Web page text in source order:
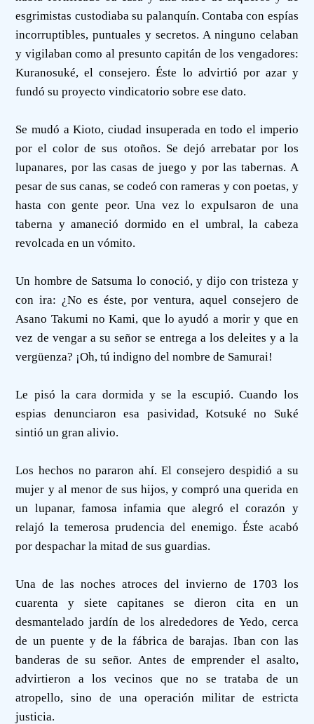
esgrimistas custodiaba su palanquín. Contaba con espías
incorruptibles, puntuales y secretos. A ninguno celaban
y vigilaban como al presunto capitán de los vengadores:
Kuranosuké, el consejero. Éste lo advirtió por azar y
fundó su proyecto vindicatorio sobre ese dato.
Se mudó a Kioto, ciudad insuperada en todo el imperio
por el color de sus otoños. Se dejó arrebatar por los
lupanares, por las casas de juego y por las tabernas. A
pesar de sus canas, se codeó con rameras y con poetas, y
hasta con gente peor. Una vez lo expulsaron de una
taberna y amaneció dormido en el umbral, la cabeza
revolcada en un vómito.
Un hombre de Satsuma lo conoció, y dijo con tristeza y
con ira: ¿No es éste, por ventura, aquel consejero de
Asano Takumi no Kami, que lo ayudó a morir y que en
vez de vengar a su señor se entrega a los deleites y a la
vergüenza? ¡Oh, tú indigno del nombre de Samurai!
Le pisó la cara dormida y se la escupió. Cuando los
espias denunciaron esa pasividad, Kotsuké no Suké
sintió un gran alivio.
Los hechos no pararon ahí. El consejero despidió a su
mujer y al menor de sus hijos, y compró una querida en
un lupanar, famosa infamia que alegró el corazón y
relajó la temerosa prudencia del enemigo. Éste acabó
por despachar la mitad de sus guardias.
Una de las noches atroces del invierno de 1703 los
cuarenta y siete capitanes se dieron cita en un
desmantelado jardín de los alrededores de Yedo, cerca
de un puente y de la fábrica de barajas. Iban con las
banderas de su señor. Antes de emprender el asalto,
advirtieron a los vecinos que no se trataba de un
atropello, sino de una operación militar de estricta
justicia.